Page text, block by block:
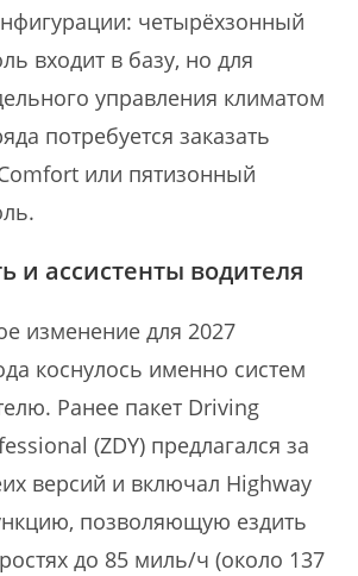
четырёхзонный
входит в базу, но для
управления климатом
потребуется заказать
или пятизонный
и ассистенты водителя
изменение для 2027
коснулось именно систем
Ранее пакет Driving
(ZDY) предлагался за
версий и включал Highway
позволяющую ездить
до 85 миль/ч (около 137